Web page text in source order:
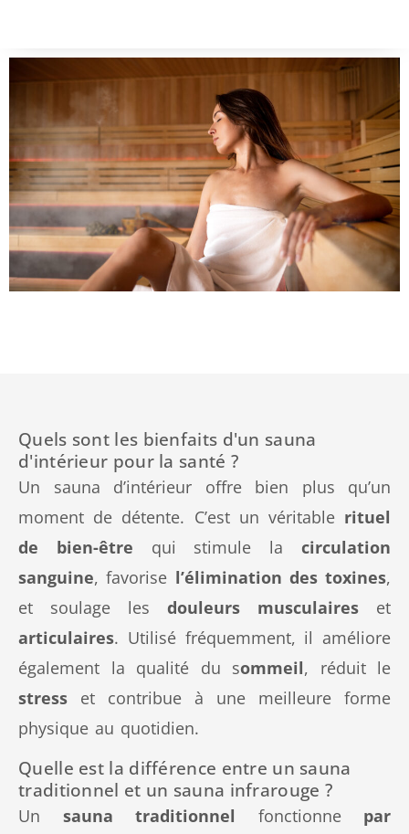
Quels sont les bienfaits d'un sauna
d'intérieur pour la santé ?
Un sauna d’intérieur offre bien plus qu’un
moment de détente. C’est un véritable rituel
de bien-être qui stimule lacirculation
sanguine, favorise l’élimination des toxines,
et soulage les douleurs musculaires et
articulaires. Utilisé fréquemment, il améliore
également la qualité du sommeil, réduit le
stress et contribue à une meilleure forme
physique au quotidien.
Quelle est la différence entre un sauna
traditionnel et un sauna infrarouge ?
Un sauna traditionnel fonctionne par